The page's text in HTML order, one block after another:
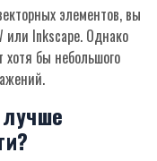
элементов, вы
или Inkscape. Однако
хотя бы небольшого